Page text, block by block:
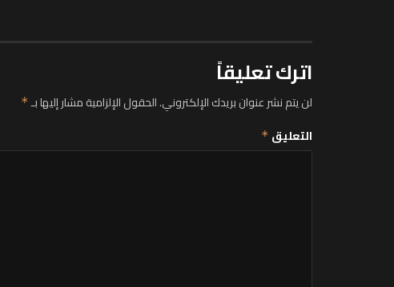
اترك تعليقاً
لن يتم نشر عنوان بريدك الإلكتروني.الحقول الإلزامية مشار إليها بـ*
التعليق *